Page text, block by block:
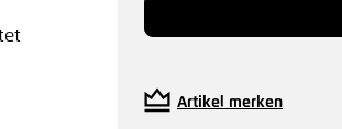
Artikel merken